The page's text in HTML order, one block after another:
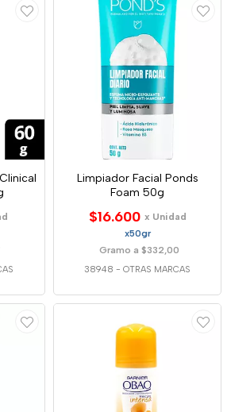
Limpiador Facial Ponds
Foam 50g
$16.600 x Unidad
x50gr
Gramo a $332,00
38948 - OTRAS MARCAS